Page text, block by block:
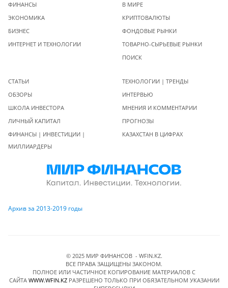
ФИНАНСЫ
ЭКОНОМИКА
БИЗНЕС
ИНТЕРНЕТ И ТЕХНОЛОГИИ
В МИРЕ
КРИПТОВАЛЮТЫ
ФОНДОВЫЕ РЫНКИ
ТОВАРНО-СЫРЬЕВЫЕ РЫНКИ
ПОИСК
СТАТЬИ
ОБЗОРЫ
ШКОЛА ИНВЕСТОРА
ЛИЧНЫЙ КАПИТАЛ
ФИНАНСЫ | ИНВЕСТИЦИИ |
МИЛЛИАРДЕРЫ
ТЕХНОЛОГИИ | ТРЕНДЫ
ИНТЕРВЬЮ
МНЕНИЯ И КОММЕНТАРИИ
ПРОГНОЗЫ
КАЗАХСТАН В ЦИФРАХ
Архив за 2013-2019 годы
© 2025 МИР ФИНАНСОВ - WFIN.KZ.
ВСЕ ПРАВА ЗАЩИЩЕНЫ ЗАКОНОМ.
ПОЛНОЕ ИЛИ ЧАСТИЧНОЕ КОПИРОВАНИЕ МАТЕРИАЛОВ C
САЙТА WWW.WFIN.KZРАЗРЕШЕНО ТОЛЬКО ПРИ ОБЯЗАТЕЛЬНОМ УКАЗАНИИ